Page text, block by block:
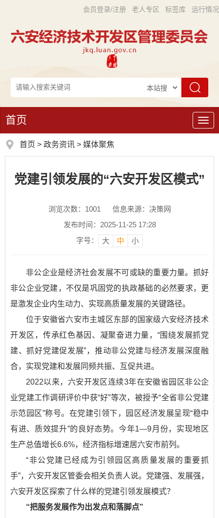
会员登录/注册 老人专区 标签库 运行情况
导
航
首页
首页 > 政务资讯 > 媒体聚焦
党建引领发展的“六安开发区模式”
浏览次数： 1001
信息来源：决策网
发布时间：2025-11-25 17:28
字号：
大 中 小
非公企业是经济社会发展不可或缺的重要力量。抓好
非公企业党建，不仅是巩固党的执政基础的必然要求，更
是激发企业内生动力、实现高质量发展的关键路径。
位于安徽省六安市主城区东部的国家级六安经济技术
开发区，传承红色基因、凝聚奋进力量，“围绕发展抓党
建、抓好党建促发展”，推动非公党建与经济发展深度融
合，实现党建和发展同频共振、互促共进。
2022以来，六安开发区连续3年在安徽省园区非公企
业党建工作调研评价中获“好”等次，被授予“全省非公党建
示范园区”称号。在党建引领下，园区经济发展呈现“稳中
有进、质效提升”的良好态势。今年1—9月份，实现地区
生产总值增长6.6%，经济指标增速居六安市前列。
“非公党建已经成为引领园区高质量发展的重要抓
手”，六安开发区管委会相关负责人说。党建强、发展强，
六安开发区探索了什么样的党建引领发展模式？
“把服务发展作为出发点和落脚点”